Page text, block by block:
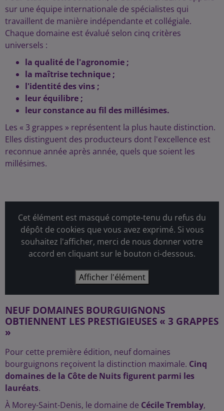
sur une équipe internationale de spécialistes qui
travaillent de manière indépendante et collégiale.
Chaque domaine est évalué selon cinq critères
universels :
la qualité de l'agronomie ;
la maîtrise technique ;
l'identité des vins ;
leur équilibre ;
leur constance au fil des millésimes.
Les « 3 grappes » représentent la plus haute distinction.
Elles distinguent des producteurs dont l'excellence est
reconnue année après année, quels que soient les
millésimes.
Cet élément est masqué compte-tenu du refus du
dépôt de cookies que vous avez exprimé. Si vous
souhaitez l'afficher, merci de nous donner votre
accord en cliquant sur le bouton ci-dessous.
Afficher l'élément
NEUF DOMAINES BOURGUIGNONS
OBTIENNENT LES PRESTIGIEUSES « 3 GRAPPES
»
Pour cette première édition, neuf domaines
bourguignons reçoivent la distinction maximale. Cinq
domaines de la Côte de Nuits figurent parmi les
lauréats.
À Morey-Saint-Denis, le domaine de Cécile Tremblay,